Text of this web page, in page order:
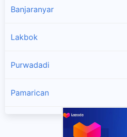
Banjaranyar
Lakbok
Purwadadi
Pamarican